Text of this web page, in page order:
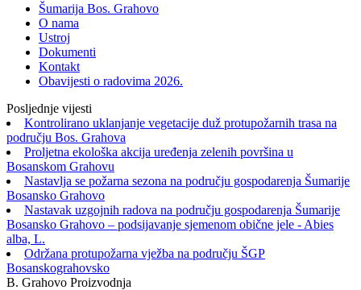
Šumarija Bos. Grahovo
O nama
Ustroj
Dokumenti
Kontakt
Obavijesti o radovima 2026.
Posljednje vijesti
Kontrolirano uklanjanje vegetacije duž protupožarnih trasa na
području Bos. Grahova
Proljetna ekološka akcija uređenja zelenih površina u
Bosanskom Grahovu
Nastavlja se požarna sezona na području gospodarenja Šumarije
Bosansko Grahovo
Nastavak uzgojnih radova na području gospodarenja Šumarije
Bosansko Grahovo – podsijavanje sjemenom obične jele - Abies
alba, L.
Održana protupožarna vježba na području ŠGP
Bosanskograhovsko
B. Grahovo Proizvodnja